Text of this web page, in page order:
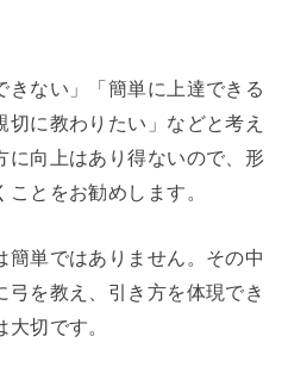
きない」「簡単に上達できる
切に教わりたい」などと考え
に向上はあり得ないので、形
とをお勧めします。
簡単ではありません。その中
弓を教え、引き方を体現でき
切です。